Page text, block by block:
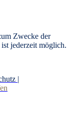
Zwecke der
jederzeit möglich.
|